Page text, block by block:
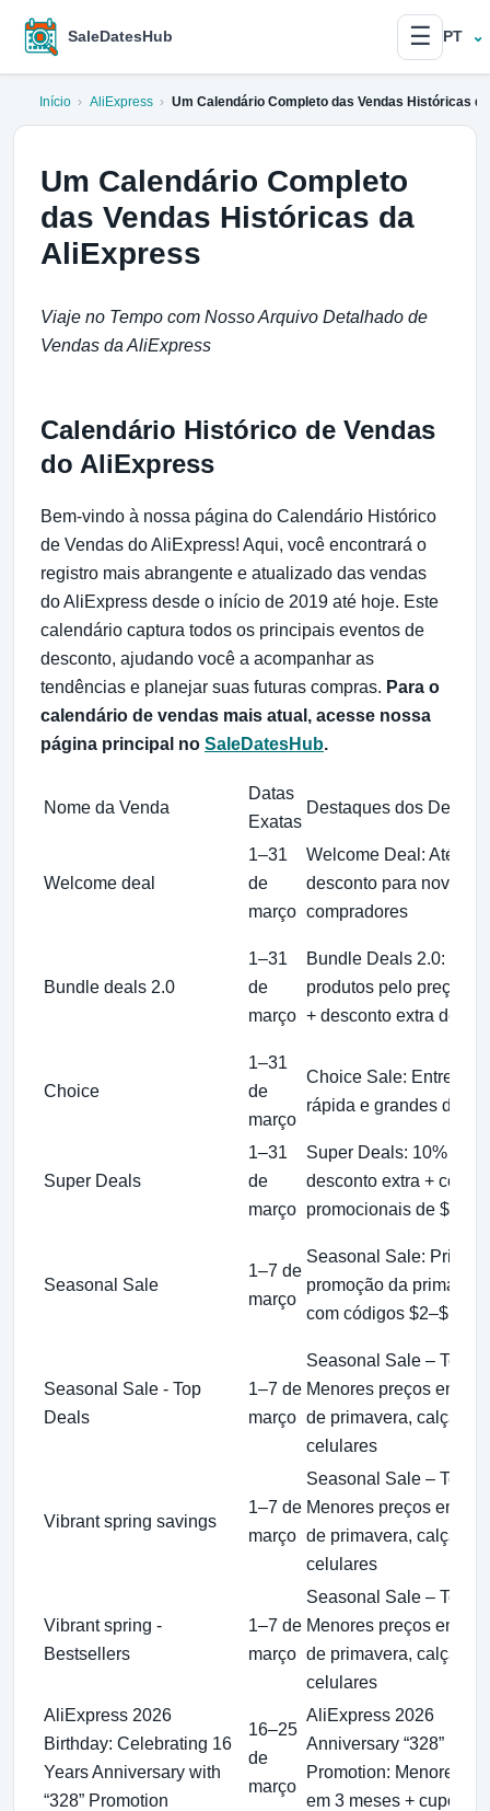
SaleDatesHub ☰ PT
Início › AliExpress › Um Calendário Completo das Vendas Históricas
Um Calendário Completo
das Vendas Históricas da
AliExpress
Viaje no Tempo com Nosso Arquivo Detalhado de
Vendas da AliExpress
Calendário Histórico de Vendas
do AliExpress
Bem-vindo à nossa página do Calendário Histórico
de Vendas do AliExpress! Aqui, você encontrará o
registro mais abrangente e atualizado das vendas
do AliExpress desde o início de 2019 até hoje. Este
calendário captura todos os principais eventos de
desconto, ajudando você a acompanhar as
tendências e planejar suas futuras compras. Para o
calendário de vendas mais atual, acesse nossa
página principal no SaleDatesHub.
Nome da Venda
Datas
Exatas
Destaques dos
Welcome deal
1–31
de
março
Welcome Deal: Até
desconto para novos
compradores
Bundle deals 2.0
1–31
de
março
Bundle Deals 2.0: Três
produtos pelo preço de
+ desconto extra de
Choice
1–31
de
março
Choice Sale: Entrega
rápida e grandes
Super Deals
1–31
de
março
Super Deals: 10% de
desconto extra +
promocionais de
Seasonal Sale
1–7 de
março
Seasonal Sale:
promoção da primavera
com códigos $2–$12
Seasonal Sale - Top
Deals
1–7 de
março
Seasonal Sale – Top
Menores preços em
de primavera, calçados
celulares
Vibrant spring savings
1–7 de
março
Seasonal Sale – Top
Menores preços em
de primavera, calçados
celulares
Vibrant spring -
Bestsellers
1–7 de
março
Seasonal Sale – Top
Menores preços em
de primavera, calçados
celulares
AliExpress 2026
Birthday: Celebrating 16
Years Anniversary with
“328” Promotion
16–25
de
março
AliExpress 2026
Anniversary “328”
Promotion: Menores
em 3 meses + cupons